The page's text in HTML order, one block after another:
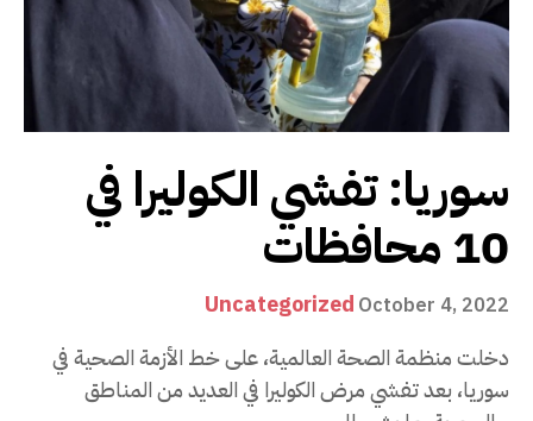
سوريا: تفشي الكوليرا في
10 محافظات
Uncategorized October 4, 2022
دخلت منظمة الصحة العالمية، على خط الأزمة الصحية في
سوريا، بعد تفشي مرض الكوليرا في العديد من المناطق